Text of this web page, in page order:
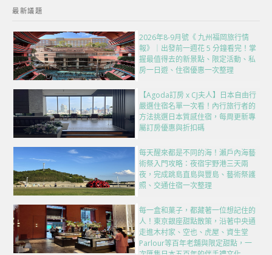
最新議題
2026年8-9月號《 九州福岡旅行情
報》｜出發前一週花 5 分鐘看完！掌
握最值得去的新景點、限定活動、私
房一日遊、住宿優惠一次整理
【Agoda訂房 x CJ夫人】日本自由行
嚴選住宿名單一次看！內行旅行者的
方法挑選日本質感住宿，每周更新專
屬訂房優惠與折扣碼
每天醒來都是不同的海！瀨戶內海藝
術祭入門攻略：夜宿宇野港三天兩
夜，完成跳島直島與豐島、藝術祭護
照、交通住宿一次整理
每一盒和菓子，都藏著一位想記住的
人！東京銀座甜點散策，沿著中央通
走進木村家、空也、虎屋、資生堂
Parlour等百年老舖與限定甜點，一